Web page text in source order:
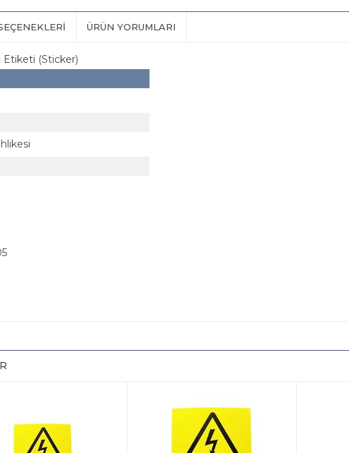
ÜRÜN YORUMLARI
Etiketi (Sticker)